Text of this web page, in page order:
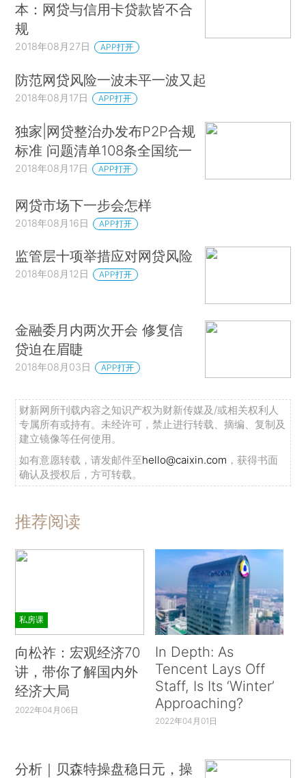
本：网贷与信用卡贷款皆不合
规
2018年08月27日 APP打开
防范网贷风险一波未平一波又起
2018年08月17日 APP打开
独家|网贷整治办发布P2P合规
标准 问题清单108条全国统一
2018年08月17日 APP打开
网贷市场下一步会怎样
2018年08月16日 APP打开
监管层十项举措应对网贷风险
2018年08月12日 APP打开
金融委月内两次开会 修复信
贷迫在眉睫
2018年08月03日 APP打开
财新网所刊载内容之知识产权为财新传媒及/或相关权利人
专属所有或持有。未经许可，禁止进行转载、摘编、复制及
建立镜像等任何使用。
如有意愿转载，请发邮件至hello@caixin.com ，获得书面
确认及授权后，方可转载。
推荐阅读
私房课
向松祚：宏观经济70
讲，带你了解国内外
经济大局
2022年04月06日
In Depth: As
Tencent Lays Off
Staff, Is Its ‘Winter’
Approaching?
2022年04月01日
分析｜贝森特操盘稳日元，操